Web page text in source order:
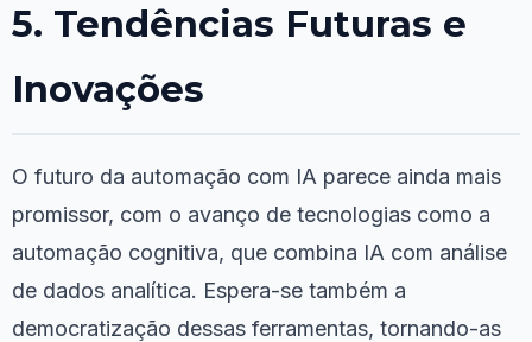
5. Tendências Futuras e
Inovações
O futuro da automação com IA parece ainda mais
promissor, com o avanço de tecnologias como a
automação cognitiva, que combina IA com análise
de dados analítica. Espera-se também a
democratização dessas ferramentas, tornando-as